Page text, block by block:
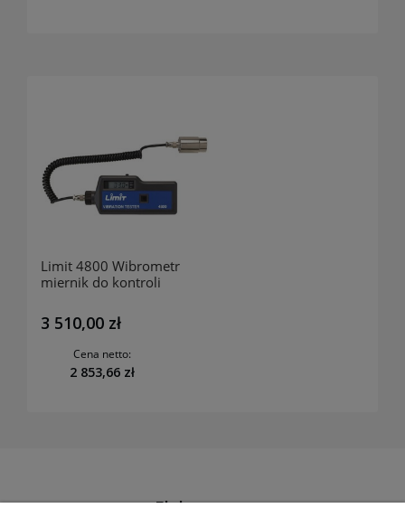
Limit 4800 Wibrometr
miernik do kontroli
3 510,00 zł
Cena netto:
2 853,66 zł